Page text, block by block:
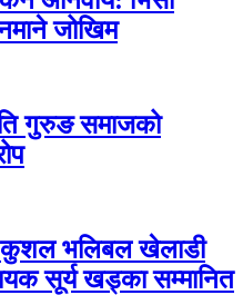
जोखिम
गुरुङ समाजको
कुशल भलिबल खेलाडी
सूर्य खड्का सम्मानित